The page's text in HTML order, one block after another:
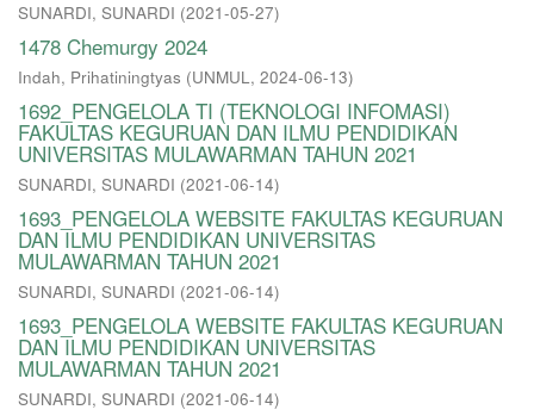
SUNARDI, SUNARDI (2021-05-27)
1478 Chemurgy 2024
Indah, Prihatiningtyas (UNMUL, 2024-06-13)
1692_PENGELOLA TI (TEKNOLOGI INFOMASI)
FAKULTAS KEGURUAN DAN ILMU PENDIDIKAN
UNIVERSITAS MULAWARMAN TAHUN 2021
SUNARDI, SUNARDI (2021-06-14)
1693_PENGELOLA WEBSITE FAKULTAS KEGURUAN
DAN ILMU PENDIDIKAN UNIVERSITAS
MULAWARMAN TAHUN 2021
SUNARDI, SUNARDI (2021-06-14)
1693_PENGELOLA WEBSITE FAKULTAS KEGURUAN
DAN ILMU PENDIDIKAN UNIVERSITAS
MULAWARMAN TAHUN 2021
SUNARDI, SUNARDI (2021-06-14)